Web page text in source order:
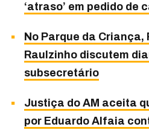
‘atraso’ em pedido de
No Parque da Criança,
Raulzinho discutem
subsecretário
Justiça do AM aceita
por Eduardo Alfaia